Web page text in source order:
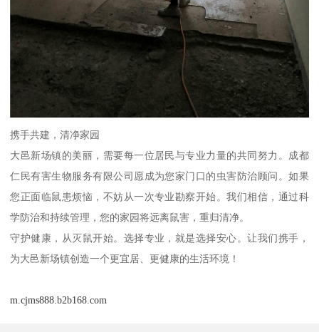
携手共建，清净家园
大邑新场镇的美丽，需要每一位居民与专业力量的共同努力。成都
仁民有害生物服务有限公司愿成为您家门口的虫害防治顾问。如果
您正面临鼠患烦恼，不妨从一次专业勘察开始。我们相信，通过科
学防治和持续管理，您的家园将远离鼠害，重归清净。
守护健康，从灭鼠开始。选择专业，就是选择安心。让我们携手，
为大邑新场镇创造一个更宜居、更健康的生活环境！
m.cjms888.b2b168.com